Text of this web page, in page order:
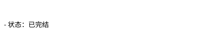
- 状态：已完结